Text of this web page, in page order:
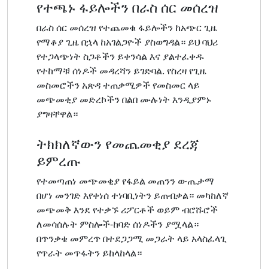
የተጫኑ ፋይሎችን በራስ ሰር መሰረዝ
በራስ ሰር መሰረዝ የተጨመቁ ፋይሎችን ከአጭር ጊዜ
የማቆያ ጊዜ በኋላ ከአገልጋዮች ያስወግዳል። ይህ ባህሪ
የተጋላጭነት ስጋቶችን ይቀንሳል እና ያልተፈቀዱ
የተከማቹ ሰነዶች መዳረሻን ይገድባል. የስረዛ የጊዜ
መስመሮችን አጽዳ ተጠቃሚዎች የመስመር ላይ
መጭመቂያ መድረኮችን በልበ ሙሉነት እንዲያምኑ
ያግዛቸዋል።
ትክክለኛውን የመጨመቂያ ደረጃ
ይምረጡ
የተመጣጠነ መጭመቂያ የፋይል መጠንን ውጤታማ
በሆነ መንገድ እየቀነሰ ተነባቢነትን ይጠብቃል። መካከለኛ
መጭመቅ እንደ የተቃኙ ሪፖርቶች ወይም ብሮሹሮች
ለመሳሰሉት ምስሎች-ከባድ ሰነዶችን ያሟላል።
በጥንቃቄ መምረጥ በተደጋጋሚ መጋራት ላይ አላስፈላጊ
የጥራት መጥፋትን ይከላከላል።